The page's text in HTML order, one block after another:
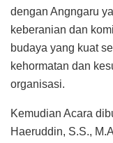
dengan Angngaru
keberanian dan
budaya yang kuat
kehormatan dan
organisasi.
Kemudian Acara
Haeruddin, S.S.,